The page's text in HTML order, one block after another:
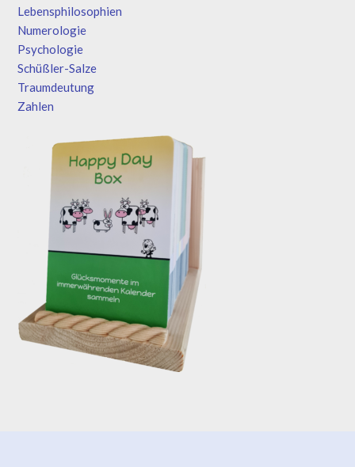
Lebensphilosophien
Numerologie
Psychologie
Schüßler-Salze
Traumdeutung
Zahlen